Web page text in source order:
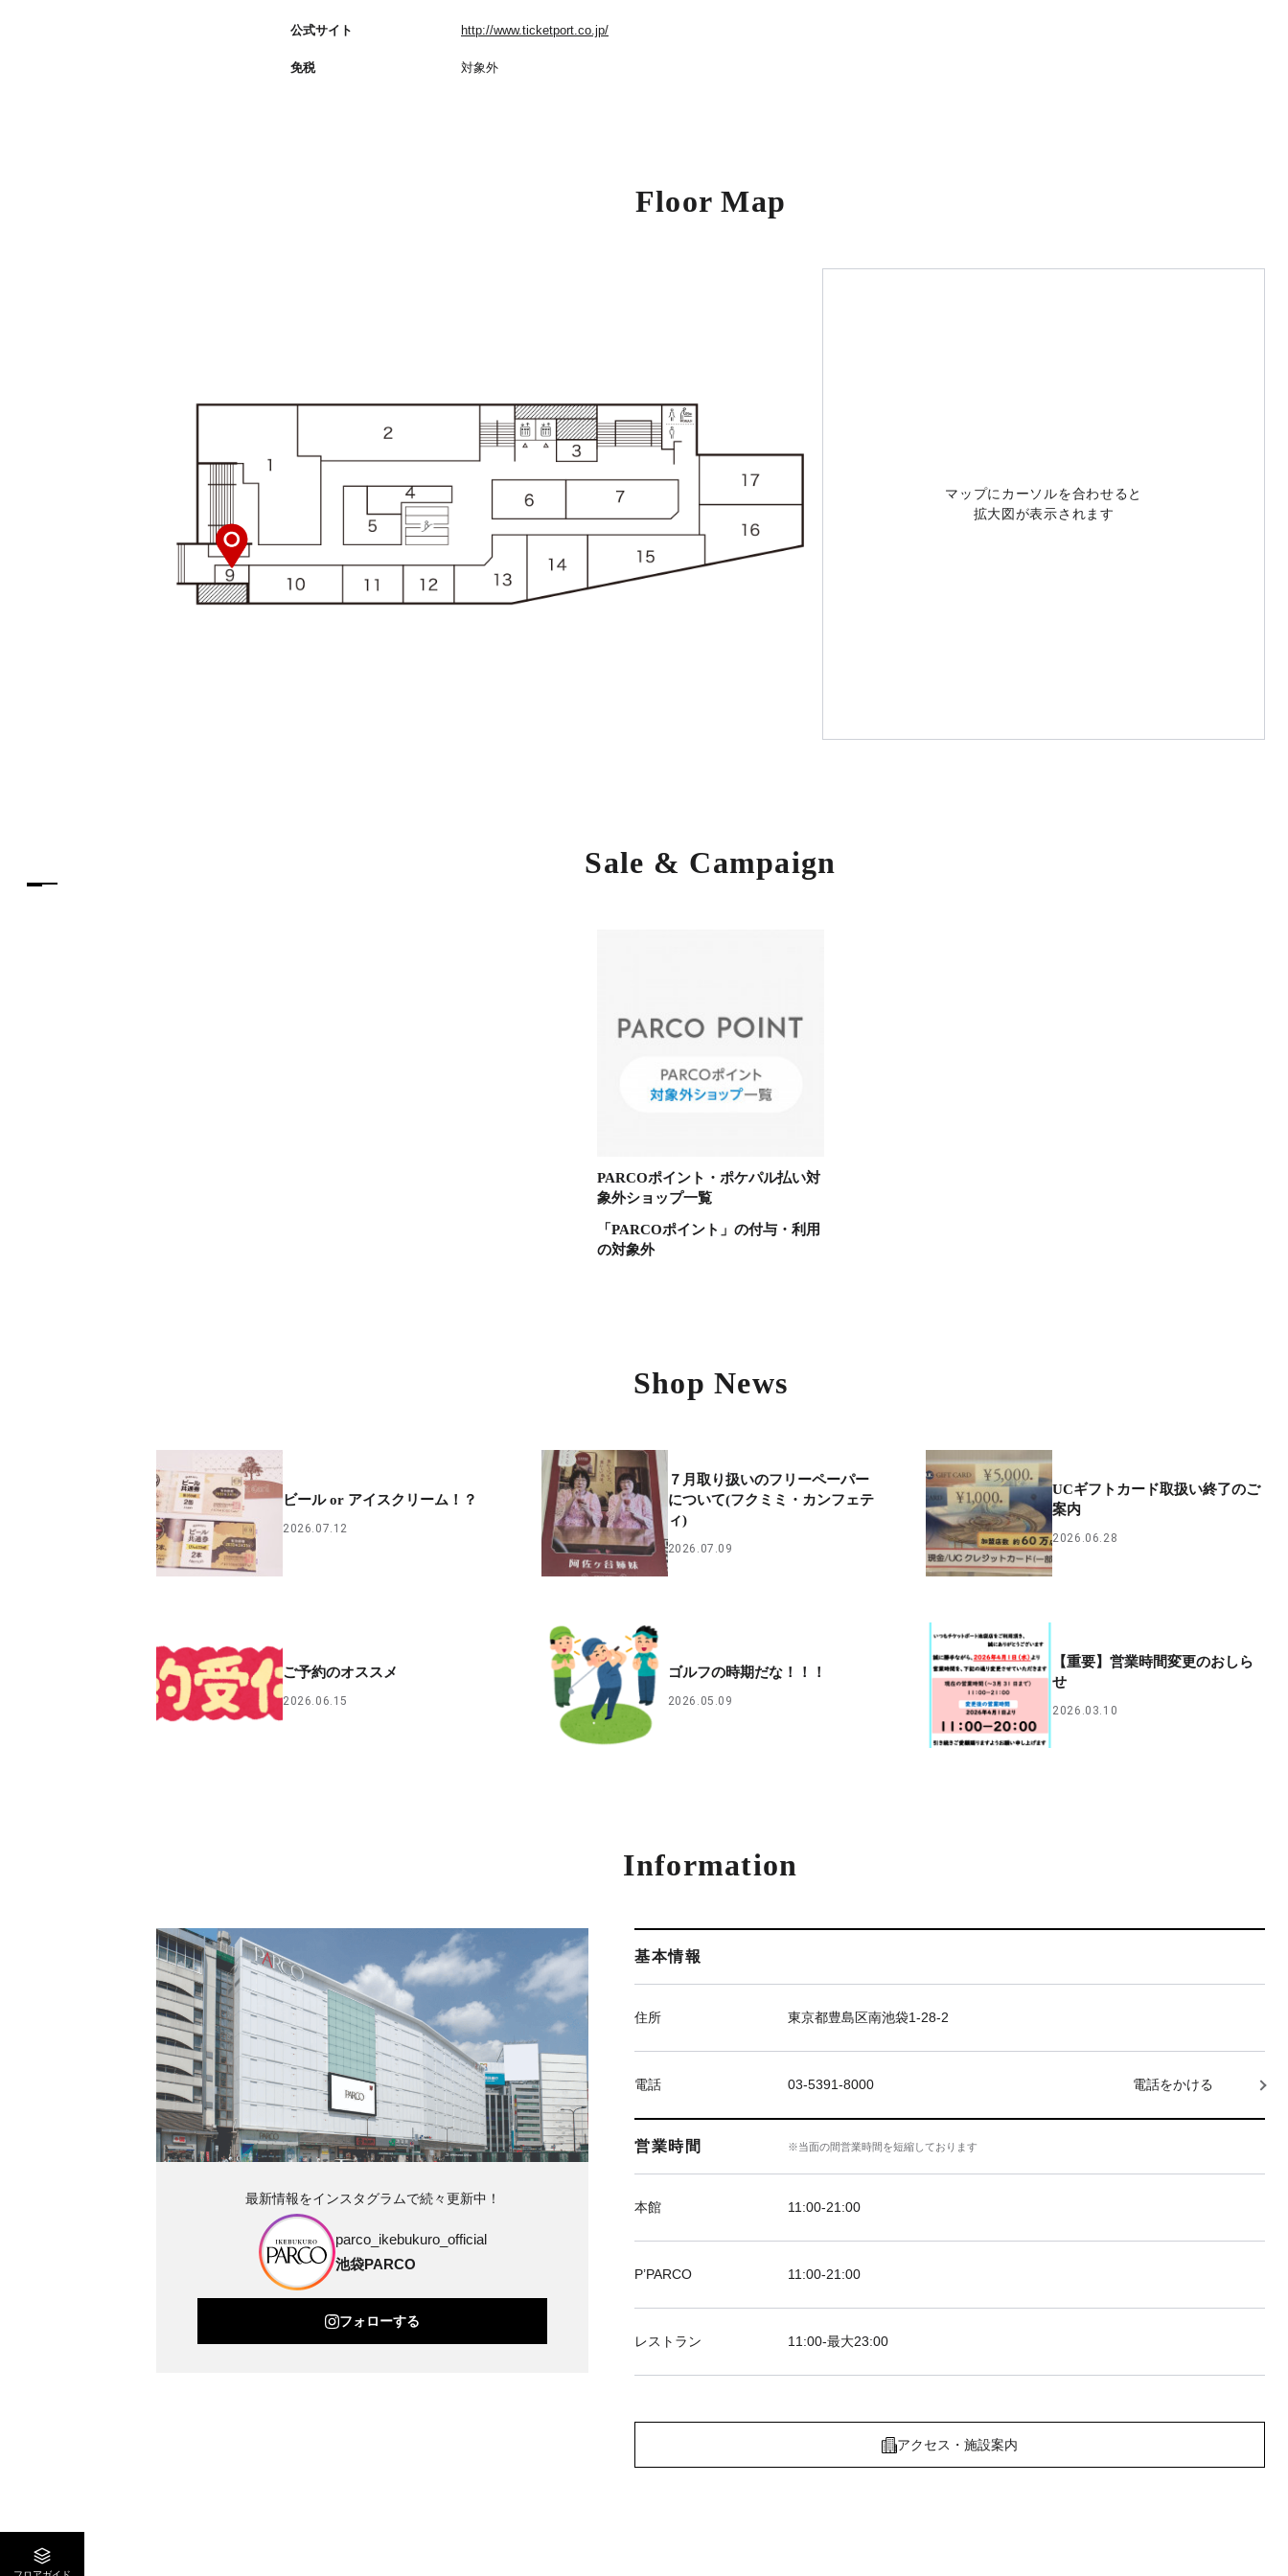
公式サイト http://www.ticketport.co.jp/
免税 対象外
Floor Map
マップにカーソルを合わせると
拡大図が表示されます
Sale & Campaign
PARCOポイント・ポケパル払い対
象外ショップ一覧
「PARCOポイント」の付与・利用
の対象外
Shop News
ビール or アイスクリーム！？
2026.07.12
７月取り扱いのフリーペーパー
について(フクミミ・カンフェテ
ィ)
2026.07.09
UCギフトカード取扱い終了のご
案内
2026.06.28
ご予約のオススメ
2026.06.15
ゴルフの時期だな！！！
2026.05.09
【重要】営業時間変更のおしら
せ
2026.03.10
Information
基本情報
住所 東京都豊島区南池袋1-28-2
電話 03-5391-8000 電話をかける
営業時間 ※当面の間営業時間を短縮しております
本館 11:00-21:00
P’PARCO 11:00-21:00
レストラン 11:00-最大23:00
アクセス・施設案内
最新情報をインスタグラムで続々更新中！
parco_ikebukuro_official
池袋PARCO
フォローする